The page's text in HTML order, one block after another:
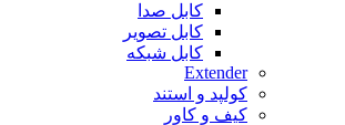
کابل صدا
کابل تصویر
کابل شبکه
Extender
کولپد و استند
کیف و کاور